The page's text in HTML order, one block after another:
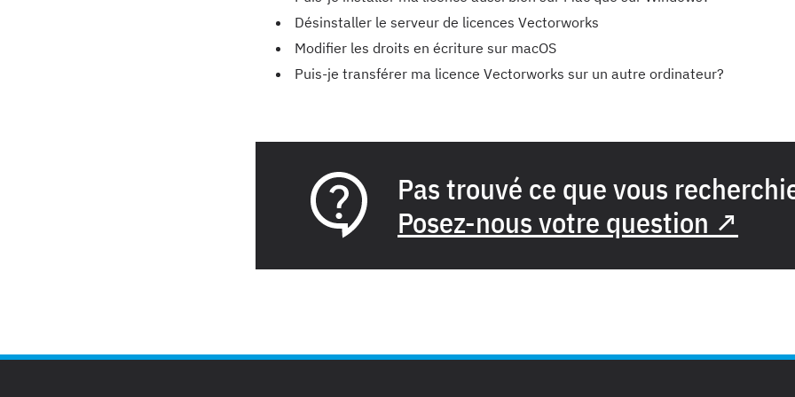
Désinstaller le serveur de licences Vectorworks
Modifier les droits en écriture sur macOS
Puis-je transférer ma licence Vectorworks sur un autre ordinateur?
Pas trouvé ce que vous
Posez-nous votre question ↗